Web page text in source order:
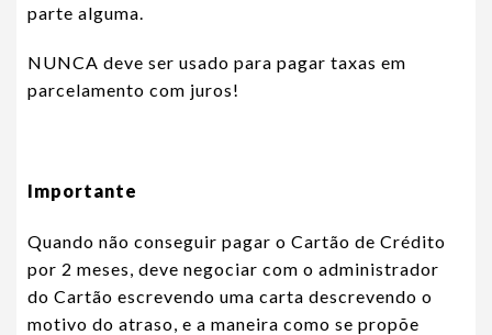
parte alguma.
NUNCA deve ser usado para pagar taxas em
parcelamento com juros!
Importante
Quando não conseguir pagar o Cartão de Crédito
por 2 meses, deve negociar com o administrador
do Cartão escrevendo uma carta descrevendo o
motivo do atraso, e a maneira como se propõe